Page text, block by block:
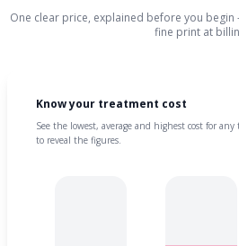
One clear price, explained before you
fine print at
Know your treatment cost
See the lowest, average and highest cost for
to reveal the figures.